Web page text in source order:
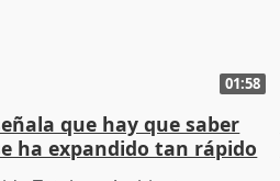
01:58
que hay que saber
ha expandido tan rápido
de Almería